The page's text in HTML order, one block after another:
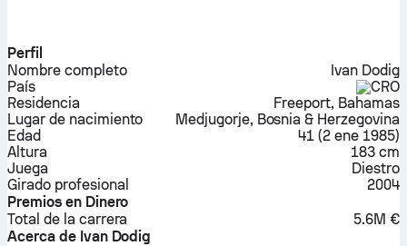
Perfil
Nombre completo
Ivan Dodig
País
CRO
Residencia
Freeport, Bahamas
Lugar de nacimiento
Medjugorje, Bosnia & Herzegovina
Edad
41 (2 ene 1985)
Altura
183 cm
Juega
Diestro
Girado profesional
2004
Premios en Dinero
Total de la carrera
5.6M €
Acerca de Ivan Dodig